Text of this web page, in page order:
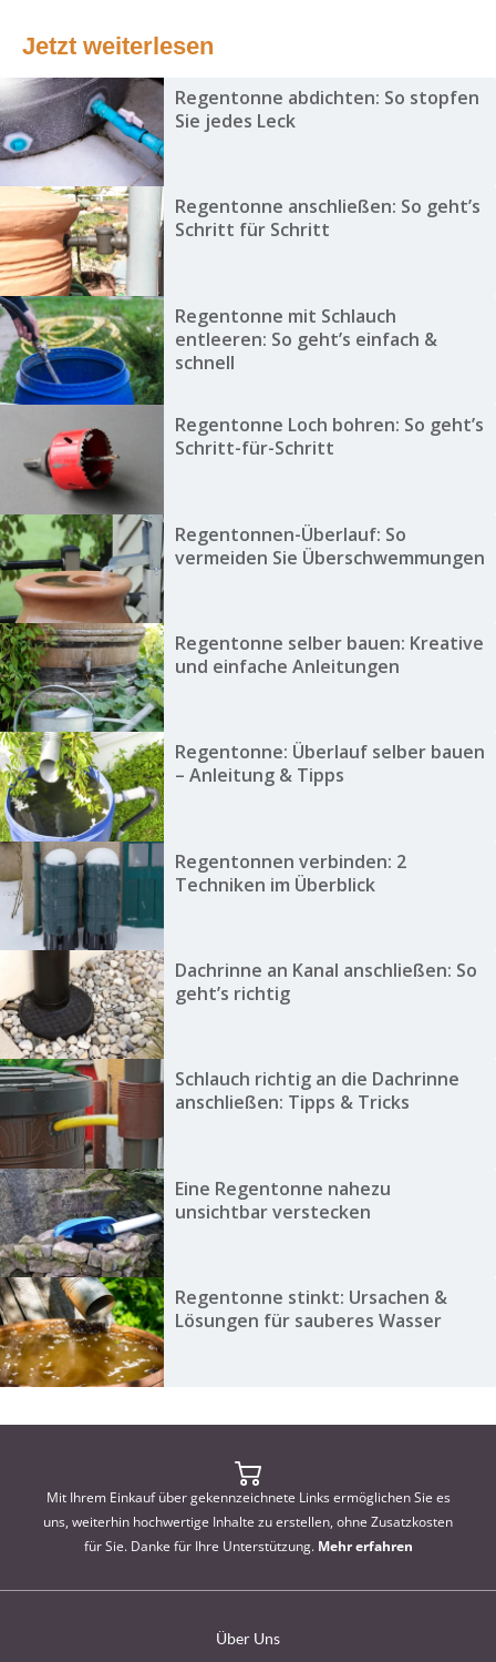
Jetzt weiterlesen
Regentonne abdichten: So stopfen
Sie jedes Leck
Regentonne anschließen: So geht’s
Schritt für Schritt
Regentonne mit Schlauch
entleeren: So geht’s einfach &
schnell
Regentonne Loch bohren: So geht’s
Schritt-für-Schritt
Regentonnen-Überlauf: So
vermeiden Sie Überschwemmungen
Regentonne selber bauen: Kreative
und einfache Anleitungen
Regentonne: Überlauf selber bauen
– Anleitung & Tipps
Regentonnen verbinden: 2
Techniken im Überblick
Dachrinne an Kanal anschließen: So
geht’s richtig
Schlauch richtig an die Dachrinne
anschließen: Tipps & Tricks
Eine Regentonne nahezu
unsichtbar verstecken
Regentonne stinkt: Ursachen &
Lösungen für sauberes Wasser
Mit Ihrem Einkauf über gekennzeichnete Links ermöglichen Sie es
uns, weiterhin hochwertige Inhalte zu erstellen, ohne Zusatzkosten
für Sie. Danke für Ihre Unterstützung. Mehr erfahren
Über Uns